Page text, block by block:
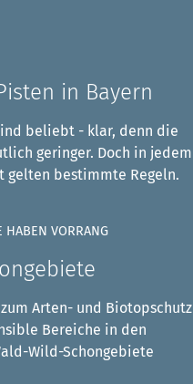
in Bayern
beliebt - klar, denn die
geringer. Doch in jedem
gelten bestimmte Regeln.
HABEN VORRANG
Arten- und Biotopschutz
Bereiche in den
Wild-Schongebiete